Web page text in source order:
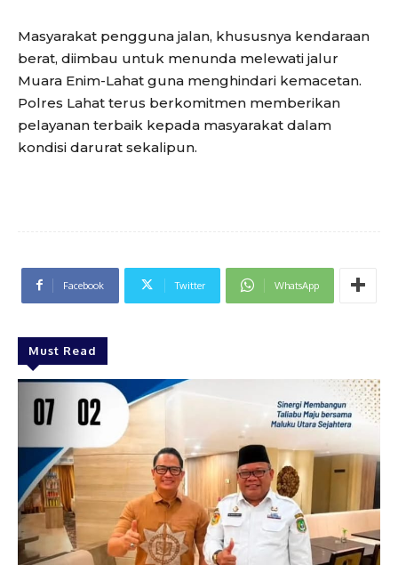
Masyarakat pengguna jalan, khususnya kendaraan
berat, diimbau untuk menunda melewati jalur
Muara Enim-Lahat guna menghindari kemacetan.
Polres Lahat terus berkomitmen memberikan
pelayanan terbaik kepada masyarakat dalam
kondisi darurat sekalipun.
Facebook Twitter WhatsApp
Must Read